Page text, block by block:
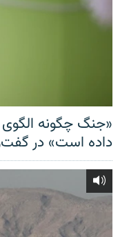
«جنگ چگونه الگوی
داده است» در